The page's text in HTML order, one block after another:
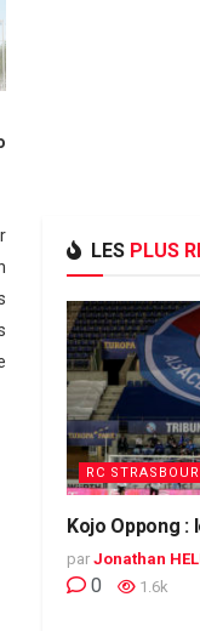
LES PLUS
RC
Kojo Oppong :
par Jonathan
0 1.6k